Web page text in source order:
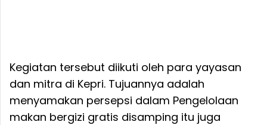
Kegiatan tersebut diikuti oleh para yayasan
dan mitra di Kepri. Tujuannya adalah
menyamakan persepsi dalam Pengelolaan
makan bergizi gratis disamping itu juga